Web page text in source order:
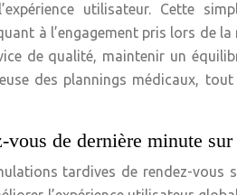
utilisateur. Cette
à l’engagement pris lors de la
de qualité, maintenir un
des plannings médicaux,
vous de dernière minute
tardives de rendez-